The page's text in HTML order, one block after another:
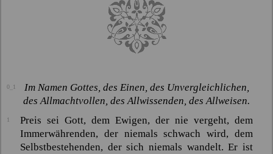
0_1
Im Namen Gottes, des Einen, des Unvergleichlichen,
des Allmachtvollen, des Allwissenden, des Allweisen.
1
Preis sei Gott, dem Ewigen, der nie vergeht, dem
Immerwährenden, der niemals schwach wird, dem
Selbstbestehenden, der sich niemals wandelt. Er ist